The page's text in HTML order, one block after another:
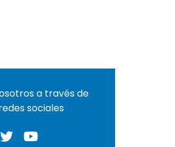
a través de
sociales